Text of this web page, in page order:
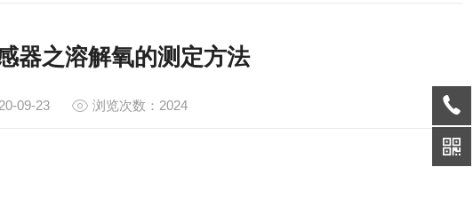
器之溶解氧的测定方法
09-23 浏览次数：2024